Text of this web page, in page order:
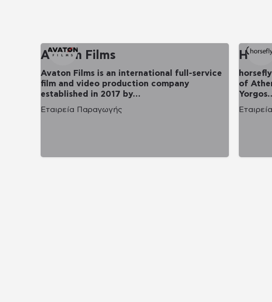
Avaton Films
Avaton Films is an international full-service
film and video production company
established in 2017 by…
Εταιρεία Παραγωγής
of